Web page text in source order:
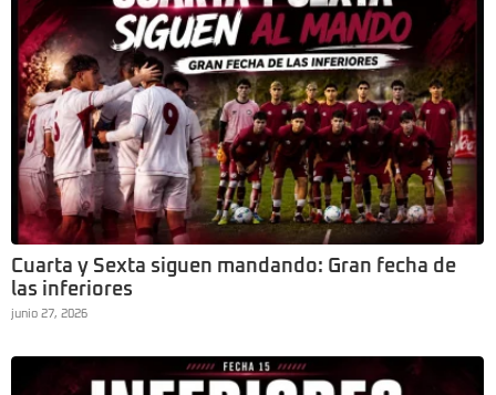
Cuarta y Sexta siguen mandando: Gran fecha de
las inferiores
junio 27, 2026